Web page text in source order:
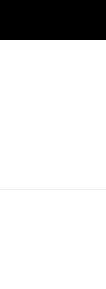
content